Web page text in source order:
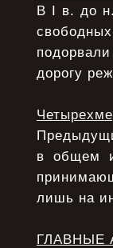
В I в. до
дорогу
в общем
лишь на
ГЛАВНЫЕ